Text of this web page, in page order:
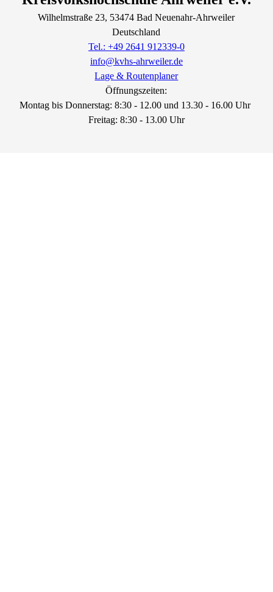
Wilhelmstraße 23, 53474Bad Neuenahr-Ahrweiler
Deutschland
Tel.: +49 2641 912339-0
info@kvhs-ahrweiler.de
Lage & Routenplaner
Öffnungszeiten:
Montag bis Donnerstag: 8:30 - 12.00 und 13.30 - 16.00 Uhr
Freitag: 8:30 - 13.00 Uhr